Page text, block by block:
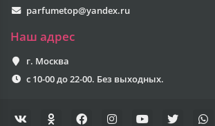
parfumetop@yandex.ru
Наш адрес
г. Москва
с 10-00 до 22-00. Без выходных.